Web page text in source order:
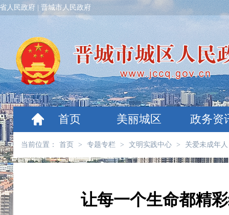
人民政府 晋城市人民政府
首页 美丽城区 政务资
当前位置： 首页 > 专题专栏 > 文明实践中心 > 关爱未成年人
让每一个生命都精